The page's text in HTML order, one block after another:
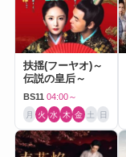
扶揺(フーヤオ)～
伝説の皇后～
BS11 04:00～
月 火 水 木 金 土 日